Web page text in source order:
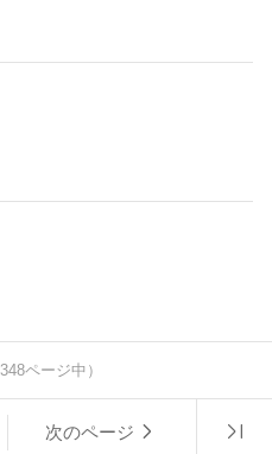
348ページ中）
次のページ